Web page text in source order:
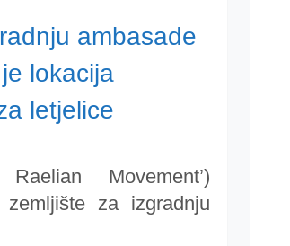
ambasade
lokacija
letjelice
Movement’)
za izgradnju